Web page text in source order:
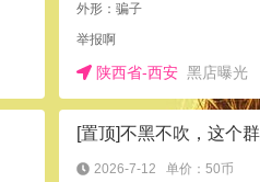
外形：骗子
举报啊
陕西省-西安黑店曝光
2026-7-12 单价：50币